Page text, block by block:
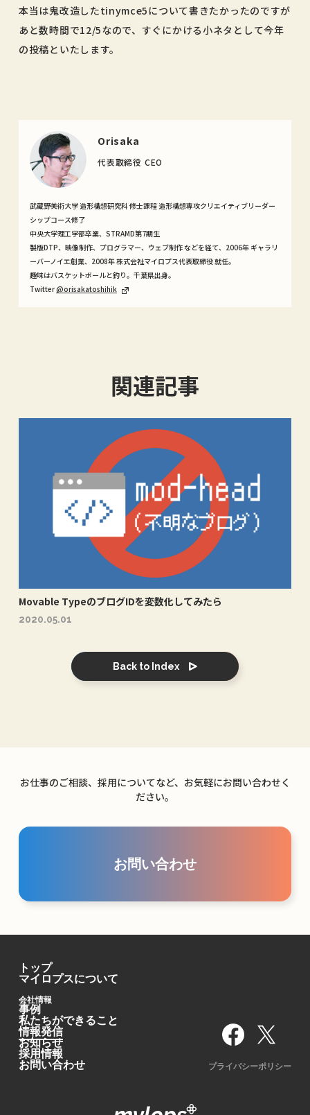
本当は鬼改造したtinymce5について書きたかったのですが
あと数時間で12/5なので、すぐにかける小ネタとして今年
の投稿といたします。
Orisaka
代表取締役 CEO
武蔵野美術大学 造形構想研究科 修士課程 造形構想専攻クリエイティブリーダー
シップコース修了
中央大学理工学部卒業、STRAMD第7期生
製版DTP、映像制作、プログラマー、ウェブ制作 などを経て、2006年 ギャラリ
ーバーノイエ創業、2008年 株式会社マイロプス代表取締役 就任。
趣味はバスケットボールと釣り。千葉県出身。
Twitter@orisakatoshihik
関連記事
Movable TypeのブログIDを変数化してみたら
2020.05.01
Back to Index
お仕事のご相談、採用についてなど、お気軽にお問い合わせく
ださい。
お問い合わせ
トップ
マイロプスについて
会社情報
事例
私たちができること
情報発信
お知らせ
採用情報
お問い合わせ
プライバシーポリシー